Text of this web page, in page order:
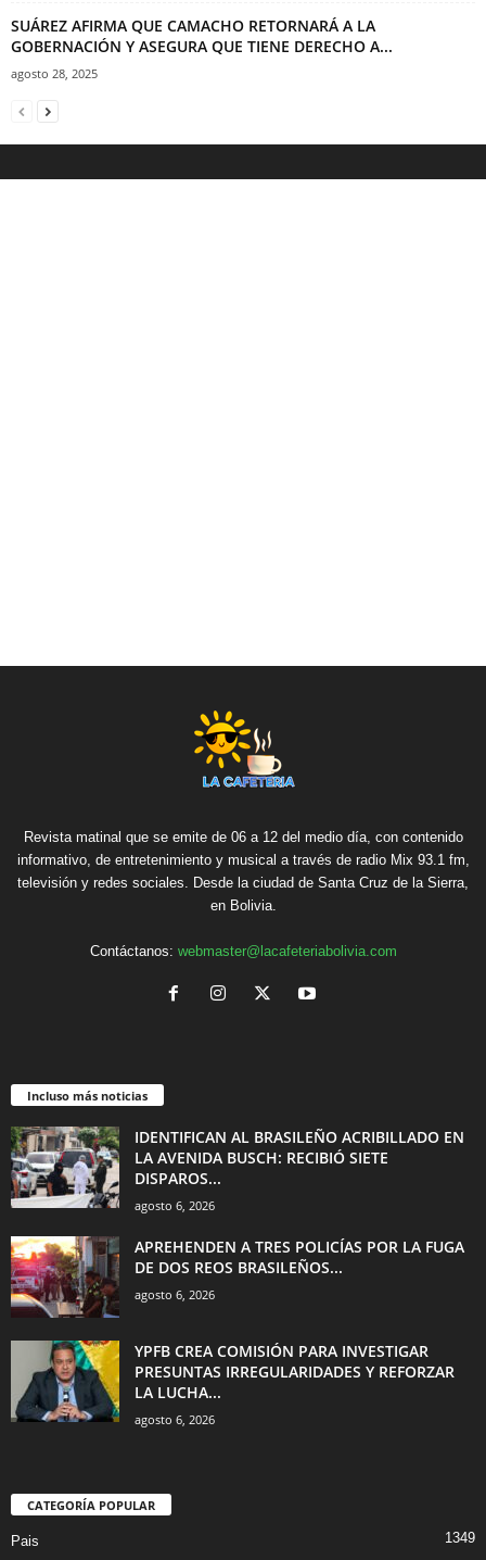
SUÁREZ AFIRMA QUE CAMACHO RETORNARÁ A LA
GOBERNACIÓN Y ASEGURA QUE TIENE DERECHO A...
agosto 28, 2025
Revista matinal que se emite de 06 a 12 del medio día, con contenido
informativo, de entretenimiento y musical a través de radio Mix 93.1 fm,
televisión y redes sociales. Desde la ciudad de Santa Cruz de la Sierra,
en Bolivia.
Contáctanos: webmaster@lacafeteriabolivia.com
Incluso más noticias
IDENTIFICAN AL BRASILEÑO ACRIBILLADO EN
LA AVENIDA BUSCH: RECIBIÓ SIETE
DISPAROS...
agosto 6, 2026
APREHENDEN A TRES POLICÍAS POR LA FUGA
DE DOS REOS BRASILEÑOS...
agosto 6, 2026
YPFB CREA COMISIÓN PARA INVESTIGAR
PRESUNTAS IRREGULARIDADES Y REFORZAR
LA LUCHA...
agosto 6, 2026
CATEGORÍA POPULAR
Pais 1349